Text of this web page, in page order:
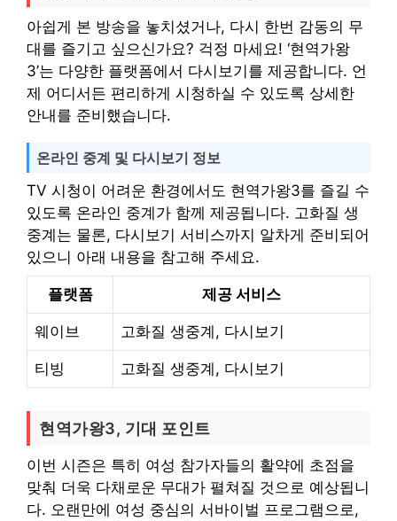
아쉽게 본 방송을 놓치셨거나, 다시 한번 감동의 무
대를 즐기고 싶으신가요? 걱정 마세요! ‘현역가왕
3’는 다양한 플랫폼에서 다시보기를 제공합니다. 언
제 어디서든 편리하게 시청하실 수 있도록 상세한
안내를 준비했습니다.
온라인 중계 및 다시보기 정보
TV 시청이 어려운 환경에서도 현역가왕3를 즐길 수
있도록 온라인 중계가 함께 제공됩니다. 고화질 생
중계는 물론, 다시보기 서비스까지 알차게 준비되어
있으니 아래 내용을 참고해 주세요.
플랫폼 제공 서비스
웨이브 고화질 생중계, 다시보기
티빙 고화질 생중계, 다시보기
현역가왕3, 기대 포인트
이번 시즌은 특히 여성 참가자들의 활약에 초점을
맞춰 더욱 다채로운 무대가 펼쳐질 것으로 예상됩니
다. 오랜만에 여성 중심의 서바이벌 프로그램으로,